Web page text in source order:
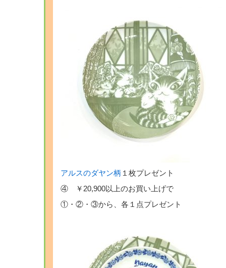
アルスのダヤン柄 １枚プレゼント
④ ￥20,900以上のお買い上げで
①・②・③から、各１点プレゼント